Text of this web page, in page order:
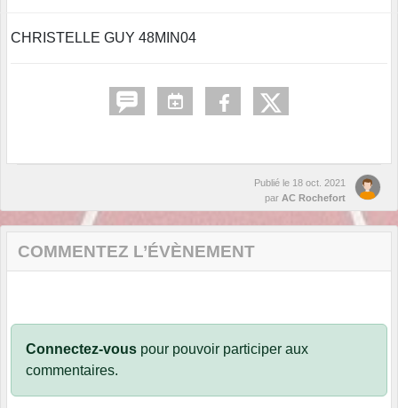
CHRISTELLE GUY 48MIN04
Publié le 18 oct. 2021
par AC Rochefort
COMMENTEZ L’ÉVÈNEMENT
Connectez-vous pour pouvoir participer aux
commentaires.